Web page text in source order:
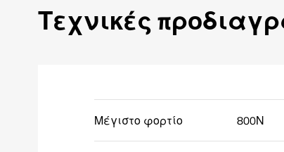
Τεχνικές
Μέγιστο φορτίο 800Ν